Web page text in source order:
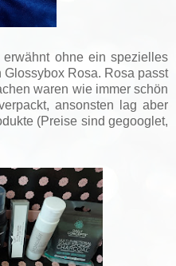
ohne ein spezielles
Rosa. Rosa passt
waren wie immer schön
ansonsten lag aber
(Preise sind gegooglet,